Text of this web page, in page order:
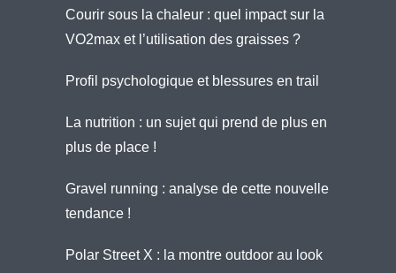
Courir sous la chaleur : quel impact sur la
VO2max et l’utilisation des graisses ?
Profil psychologique et blessures en trail
La nutrition : un sujet qui prend de plus en
plus de place !
Gravel running : analyse de cette nouvelle
tendance !
Polar Street X : la montre outdoor au look